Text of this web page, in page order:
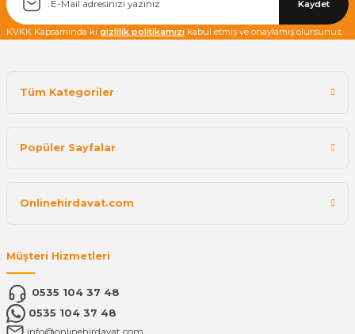
Kaydet
KVKK Kapsamında ki gizlilik politikamızı kabul etmiş ve onaylamış olursunuz.
Tüm Kategoriler
Popüler Sayfalar
Onlinehirdavat.com
Müşteri Hizmetleri
0535 104 37 48
0535 104 37 48
info@onlinehirdavat.com